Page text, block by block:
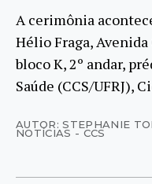
A cerimônia
Hélio Fraga,
bloco K, 2º andar,
Saúde (CCS/UFRJ),
AUTOR: STEPHANIE
NOTÍCIAS - CCS